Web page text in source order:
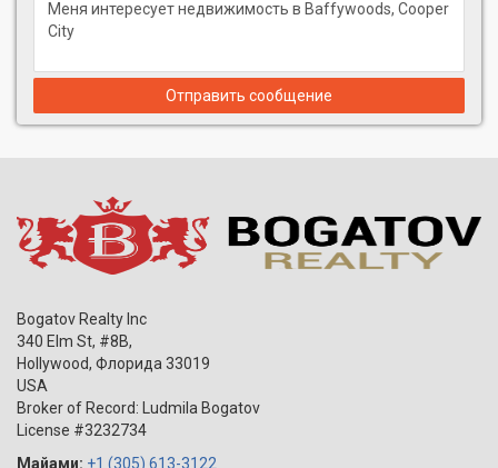
Отправить сообщение
Bogatov Realty Inc
340 Elm St, #8B,
Hollywood, Флорида 33019
USA
Broker of Record: Ludmila Bogatov
License #3232734
Майами: +1 (305) 613-3122